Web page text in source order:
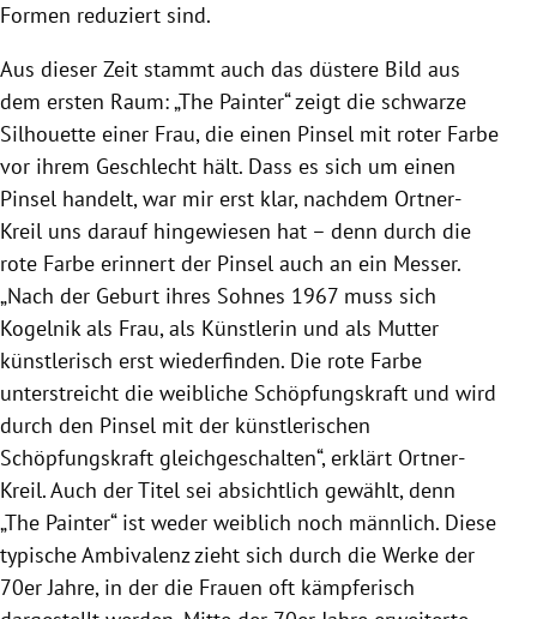
Formen reduziert sind.
Aus dieser Zeit stammt auch das düstere Bild aus
dem ersten Raum: „The Painter“ zeigt die schwarze
Silhouette einer Frau, die einen Pinsel mit roter Farbe
vor ihrem Geschlecht hält. Dass es sich um einen
Pinsel handelt, war mir erst klar, nachdem Ortner-
Kreil uns darauf hingewiesen hat – denn durch die
rote Farbe erinnert der Pinsel auch an ein Messer.
„Nach der Geburt ihres Sohnes 1967 muss sich
Kogelnik als Frau, als Künstlerin und als Mutter
künstlerisch erst wiederfinden. Die rote Farbe
unterstreicht die weibliche Schöpfungskraft und wird
durch den Pinsel mit der künstlerischen
Schöpfungskraft gleichgeschalten“, erklärt Ortner-
Kreil. Auch der Titel sei absichtlich gewählt, denn
„The Painter“ ist weder weiblich noch männlich. Diese
typische Ambivalenz zieht sich durch die Werke der
70er Jahre, in der die Frauen oft kämpferisch